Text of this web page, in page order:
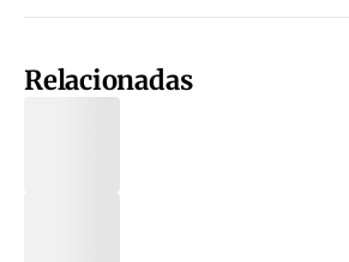
Relacionadas